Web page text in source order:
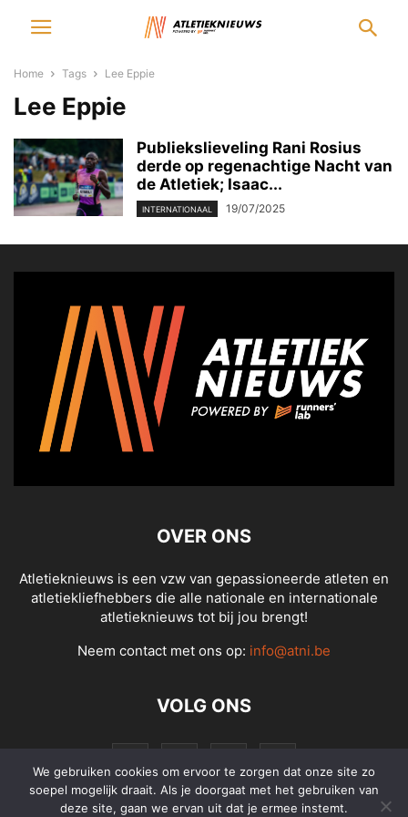
Home Tags Lee Eppie
Lee Eppie
Publiekslieveling Rani Rosius
derde op regenachtige Nacht van
de Atletiek; Isaac...
INTERNATIONAAL 19/07/2025
OVER ONS
Atletieknieuws is een vzw van gepassioneerde atleten en
atletiekliefhebbers die alle nationale en internationale
atletieknieuws tot bij jou brengt!
Neem contact met ons op: info@atni.be
VOLG ONS
We gebruiken cookies om ervoor te zorgen dat onze site zo
soepel mogelijk draait. Als je doorgaat met het gebruiken van
deze site, gaan we ervan uit dat je ermee instemt.